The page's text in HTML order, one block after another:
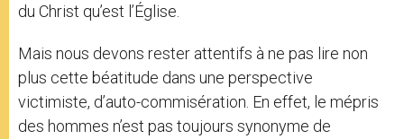
du Christ qu’est l’Église.
Mais nous devons rester attentifs à ne pas lire non
plus cette béatitude dans une perspective
victimiste, d’auto-commisération. En effet, le mépris
des hommes n’est pas toujours synonyme de